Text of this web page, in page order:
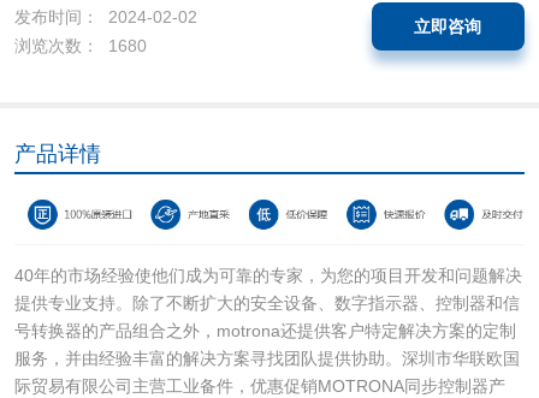
发布时间： 2024-02-02
浏览次数： 1680
立即咨询
产品详情
40年的市场经验使他们成为可靠的专家，为您的项目开发和问题解决
提供专业支持。除了不断扩大的安全设备、数字指示器、控制器和信
号转换器的产品组合之外，motrona还提供客户特定解决方案的定制
服务，并由经验丰富的解决方案寻找团队提供协助。深圳市华联欧国
际贸易有限公司主营工业备件，优惠促销MOTRONA同步控制器产